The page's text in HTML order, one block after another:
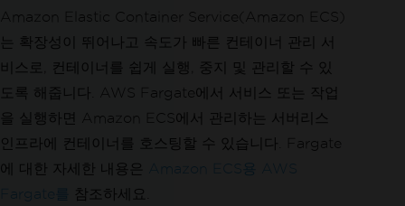
Amazon Elastic Container Service(Amazon ECS)
는 확장성이 뛰어나고 속도가 빠른 컨테이너 관리 서
비스로, 컨테이너를 쉽게 실행, 중지 및 관리할 수 있
도록 해줍니다. AWS Fargate에서 서비스 또는 작업
을 실행하면 Amazon ECS에서 관리하는 서버리스
인프라에 컨테이너를 호스팅할 수 있습니다. Fargate
에 대한 자세한 내용은
Amazon ECS용 AWS
Fargate를
참조하세요.